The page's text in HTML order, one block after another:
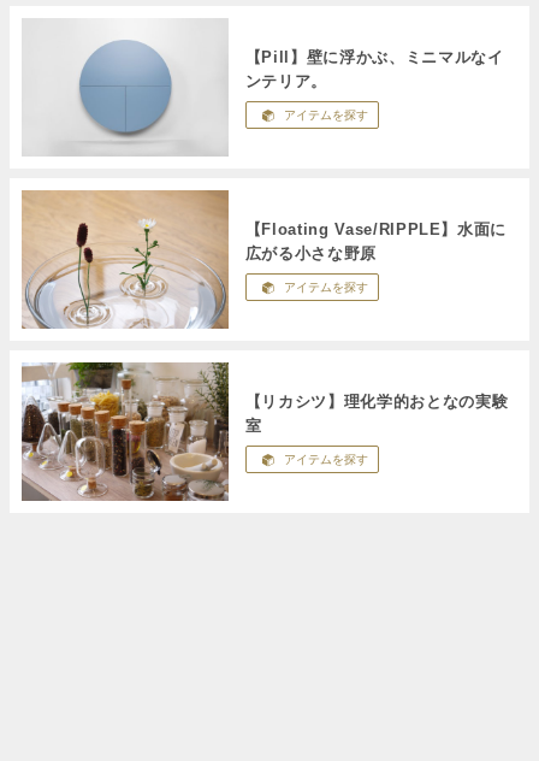
【Pill】壁に浮かぶ、ミニマルなイ
ンテリア。
アイテムを探す
【Floating Vase/RIPPLE】水面に
広がる小さな野原
アイテムを探す
【リカシツ】理化学的おとなの実験
室
アイテムを探す